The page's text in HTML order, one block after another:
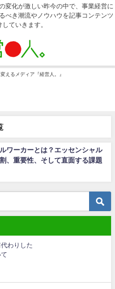
変化が激しい昨今の中で、事業経営に
べき潮流やノウハウを記事コンテンツ
ていきます。
えるメディア『経営人。』
ワーカーとは？エッセンシャル
、重要性、そして直面する課題
わりした